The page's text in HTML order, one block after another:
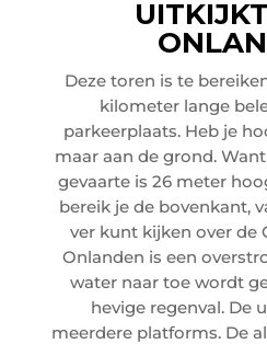
Deze toren is te
kilometer lange
parkeerplaats. Heb je
maar aan de grond.
gevaarte is 26 meter
bereik je de bovenkant,
ver kunt kijken over de
Onlanden is een
water naar toe wordt
hevige regenval. De
meerdere platforms. De